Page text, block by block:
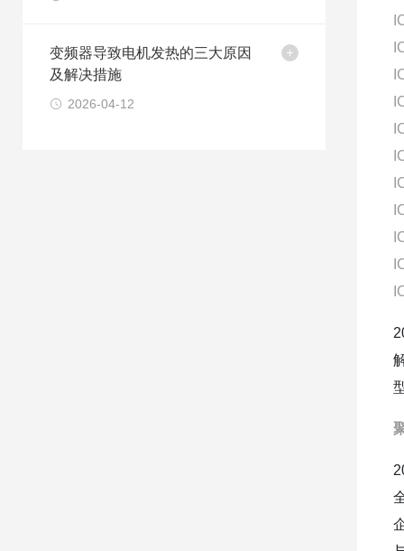
变频器导致电机发热的三大原因
及解决措施
2026-04-12